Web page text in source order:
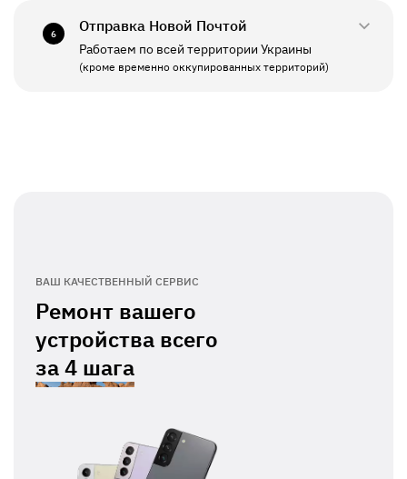
ПН - ПТ
11:00 - 19:00
Выходной
6 Отправка Новой Почтой
Работаем по всей территории Украины
(кроме временно оккупированных территорий)
ВАШ КАЧЕСТВЕННЫЙ СЕРВИС
Ремонт вашего
устройства всего
за4 шага